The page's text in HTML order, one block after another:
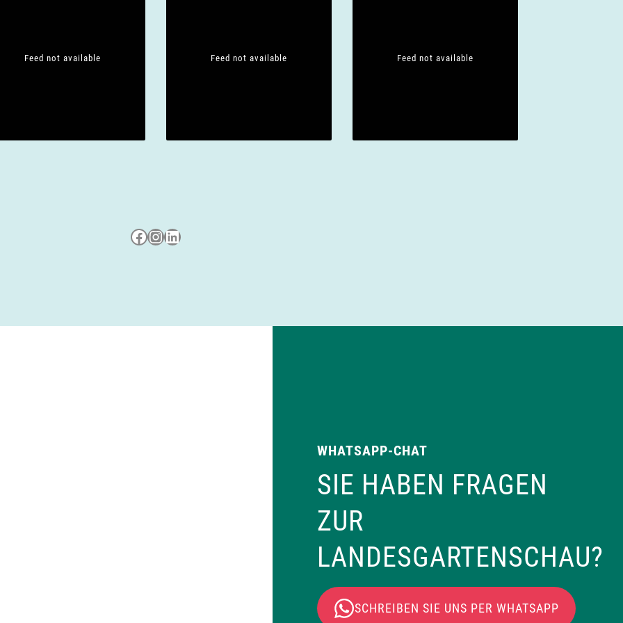
Feed not available Feed not available Feed not available
Besuche uns auf Facebook
Besuche uns auf Instagram
LinkedIn
WHATSAPP-CHAT
SIE HABEN FRAGEN
ZUR
LANDESGARTENSCHAU?
SCHREIBEN SIE UNS PER WHATSAPP